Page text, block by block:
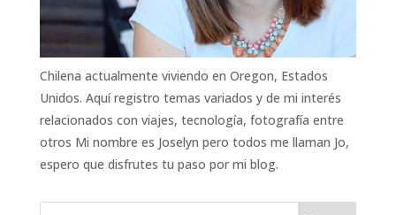
Chilena actualmente viviendo en Oregon, Estados
Unidos. Aquí registro temas variados y de mi interés
relacionados con viajes, tecnología, fotografía entre
otros Mi nombre es Joselyn pero todos me llaman Jo,
espero que disfrutes tu paso por mi blog.